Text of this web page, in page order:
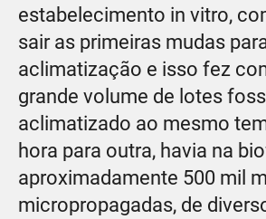
estabelecimento in vitro,
sair as primeiras mudas
aclimatização e isso fez
grande volume de lotes
aclimatizado ao mesmo
hora para outra, havia na
aproximadamente 500 mil
micropropagadas, de